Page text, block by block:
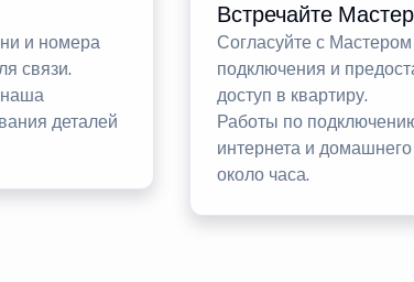
и номера
связи.
деталей
Встречайте
Согласуйте с Мастером
подключения и
доступ в квартиру.
Работы по
интернета и
около часа.